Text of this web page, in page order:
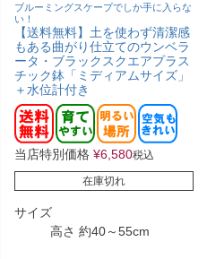
ブルーミングスケープでしか手に入らな
い！
【送料無料】土を使わず清潔感
もある曲がり仕立てのウンベラ
ータ・ブラックスクエアプラス
チック鉢「ミディアムサイズ」
＋水位計付き
当店特別価格 ¥6,580税込
在庫切れ
サイズ
高さ 約40～55cm